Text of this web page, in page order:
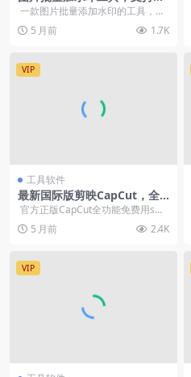
字水印和图片水印
一款图片批量添加水印的工具，支
持jpg、jepg、png等格式可以同...
5 月前 1.7K
VIP
工具软件
最新国际版剪映CapCut，全
功能免费，告别会员
官方正版CapCut全功能免费用smil
ing_face_with_...
5 月前 2.4K
VIP